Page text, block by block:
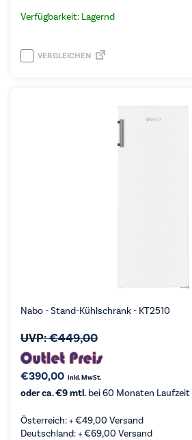
Verfügbarkeit: Lagernd
VERGLEICHEN
Nabo - Stand-Kühlschrank - KT2510
UVP:€449,00
€390,00 inkl. MwSt.
oder ca. €9 mtl. bei 60 Monaten Laufzeit
Österreich: +€49,00 Versand
Deutschland: +€69,00 Versand